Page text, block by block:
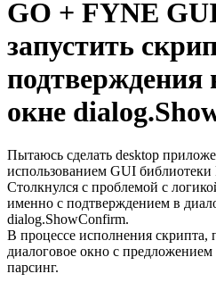
GO + FYNE
запустить
подтверждения
окне
Пытаюсь сделать desktop
использованием GUI библиотеки
Столкнулся с проблемой с
именно с подтверждением в
dialog.ShowConfirm.
В процессе исполнения скрипта,
диалоговое окно с
парсинг.